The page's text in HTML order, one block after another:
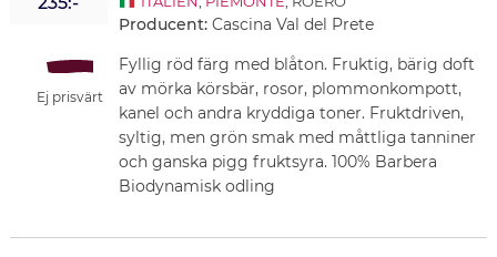
Ej prisvärt
Producent: Cascina Val del Prete
Fyllig röd färg med blåton. Fruktig, bärig doft
av mörka körsbär, rosor, plommonkompott,
kanel och andra kryddiga toner. Fruktdriven,
syltig, men grön smak med måttliga tanniner
och ganska pigg fruktsyra. 100% Barbera
Biodynamisk odling